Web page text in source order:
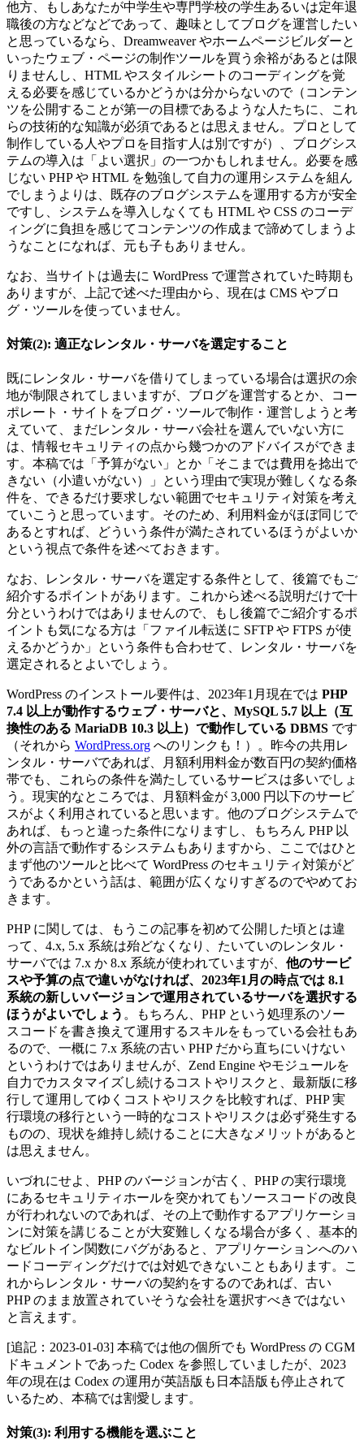
他方、もしあなたが中学生や専門学校の学生あるいは定年退
職後の方などなどであって、趣味としてブログを運営したい
と思っているなら、Dreamweaver やホームページビルダーと
いったウェブ・ページの制作ツールを買う余裕があるとは限
りませんし、HTML やスタイルシートのコーディングを覚
える必要を感じているかどうかは分からないので（コンテン
ツを公開することが第一の目標であるような人たちに、これ
らの技術的な知識が必須であるとは思えません。プロとして
制作している人やプロを目指す人は別ですが）、ブログシス
テムの導入は「よい選択」の一つかもしれません。必要を感
じない PHP や HTML を勉強して自力の運用システムを組ん
でしまうよりは、既存のブログシステムを運用する方が安全
ですし、システムを導入しなくても HTML や CSS のコーデ
ィングに負担を感じてコンテンツの作成まで諦めてしまうよ
うなことになれば、元も子もありません。
なお、当サイトは過去に WordPress で運営されていた時期も
ありますが、上記で述べた理由から、現在は CMS やブロ
グ・ツールを使っていません。
対策(2): 適正なレンタル・サーバを選定すること
既にレンタル・サーバを借りてしまっている場合は選択の余
地が制限されてしまいますが、ブログを運営するとか、コー
ポレート・サイトをブログ・ツールで制作・運営しようと考
えていて、まだレンタル・サーバ会社を選んでいない方に
は、情報セキュリティの点から幾つかのアドバイスができま
す。本稿では「予算がない」とか「そこまでは費用を捻出で
きない（小遣いがない）」という理由で実現が難しくなる条
件を、できるだけ要求しない範囲でセキュリティ対策を考え
ていこうと思っています。そのため、利用料金がほぼ同じで
あるとすれば、どういう条件が満たされているほうがよいか
という視点で条件を述べておきます。
なお、レンタル・サーバを選定する条件として、後篇でもご
紹介するポイントがあります。これから述べる説明だけで十
分というわけではありませんので、もし後篇でご紹介するポ
イントも気になる方は「ファイル転送に SFTP や FTPS が使
えるかどうか」という条件も合わせて、レンタル・サーバを
選定されるとよいでしょう。
WordPress のインストール要件は、2023年1月現在では PHP
7.4 以上が動作するウェブ・サーバと、MySQL 5.7 以上（互
換性のある MariaDB 10.3 以上）で動作している DBMS です
（それから WordPress.org へのリンクも！）。昨今の共用レ
ンタル・サーバであれば、月額利用料金が数百円の契約価格
帯でも、これらの条件を満たしているサービスは多いでしょ
う。現実的なところでは、月額料金が 3,000 円以下のサービ
スがよく利用されていると思います。他のブログシステムで
あれば、もっと違った条件になりますし、もちろん PHP 以
外の言語で動作するシステムもありますから、ここではひと
まず他のツールと比べて WordPress のセキュリティ対策がど
うであるかという話は、範囲が広くなりすぎるのでやめてお
きます。
PHP に関しては、もうこの記事を初めて公開した頃とは違
って、4.x, 5.x 系統は殆どなくなり、たいていのレンタル・
サーバでは 7.x か 8.x 系統が使われていますが、 他のサービ
スや予算の点で違いがなければ、2023年1月の時点では 8.1
系統の新しいバージョンで運用されているサーバを選択する
ほうがよいでしょう 。もちろん、PHP という処理系のソー
スコードを書き換えて運用するスキルをもっている会社もあ
るので、一概に 7.x 系統の古い PHP だから直ちにいけない
というわけではありませんが、Zend Engine やモジュールを
自力でカスタマイズし続けるコストやリスクと、最新版に移
行して運用してゆくコストやリスクを比較すれば、PHP 実
行環境の移行という一時的なコストやリスクは必ず発生する
ものの、現状を維持し続けることに大きなメリットがあると
は思えません。
いづれにせよ、PHP のバージョンが古く、PHP の実行環境
にあるセキュリティホールを突かれてもソースコードの改良
が行われないのであれば、その上で動作するアプリケーショ
ンに対策を講じることが大変難しくなる場合が多く、基本的
なビルトイン関数にバグがあると、アプリケーションへのハ
ードコーディングだけでは対処できないこともあります。こ
れからレンタル・サーバの契約をするのであれば、古い
PHP のまま放置されていそうな会社を選択すべきではない
と言えます。
[追記：2023-01-03] 本稿では他の個所でも WordPress の CGM
ドキュメントであった Codex を参照していましたが、2023
年の現在は Codex の運用が英語版も日本語版も停止されて
いるため、本稿では割愛します。
対策(3): 利用する機能を選ぶこと